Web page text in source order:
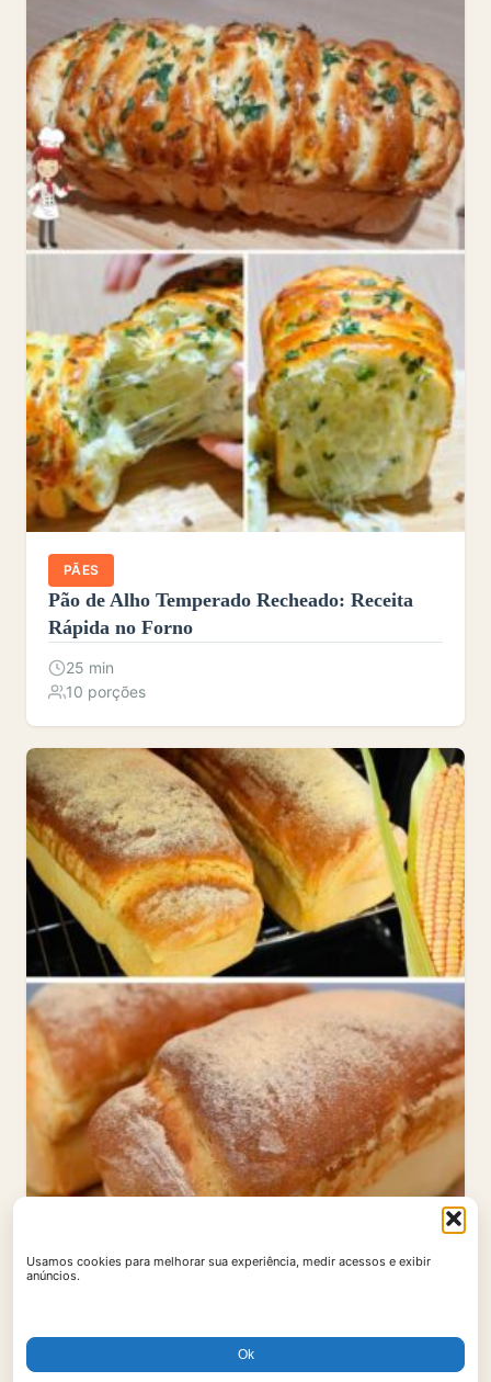
Usamos cookies para melhorar sua experiência, medir acessos e exibir
anúncios.
Ok
PÃES
Pão de Alho Temperado Recheado: Receita
Rápida no Forno
25 min
10 porções
Pão de Milho de Liquidificador com Milho de
12 porções